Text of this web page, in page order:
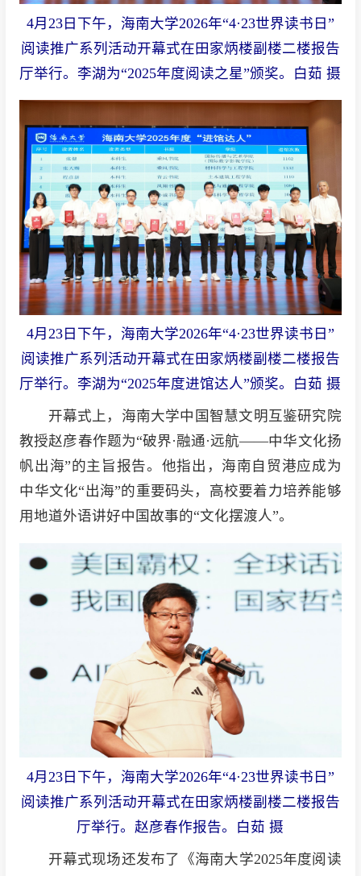
4月23日下午，海南大学2026年“4·23世界读书日”
阅读推广系列活动开幕式在田家炳楼副楼二楼报告
厅举行。李湖为“2025年度阅读之星”颁奖。白茹 摄
4月23日下午，海南大学2026年“4·23世界读书日”
阅读推广系列活动开幕式在田家炳楼副楼二楼报告
厅举行。李湖为“2025年度进馆达人”颁奖。白茹 摄
开幕式上，海南大学中国智慧文明互鉴研究院
教授赵彦春作题为“破界·融通·远航——中华文化扬
帆出海”的主旨报告。他指出，海南自贸港应成为
中华文化“出海”的重要码头，高校要着力培养能够
用地道外语讲好中国故事的“文化摆渡人”。
4月23日下午，海南大学2026年“4·23世界读书日”
阅读推广系列活动开幕式在田家炳楼副楼二楼报告
厅举行。赵彦春作报告。白茹 摄
开幕式现场还发布了《海南大学2025年度阅读